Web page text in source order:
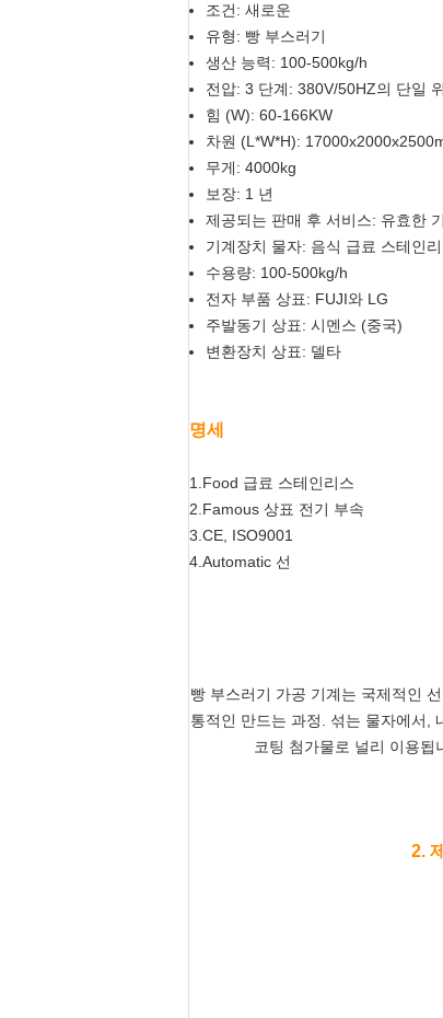
조건: 새로운
유형: 빵 부스러기
생산 능력: 100-500kg/h
전압: 3 단계: 380V/50HZ의 단일
힘 (W): 60-166KW
차원 (L*W*H):
무게: 4000kg
보장: 1 년
제공되는 판매 후 서비스: 유효한
기계장치 물자: 음식 급료 스테인
수용량: 100-500kg/h
전자 부품 상표: FUJI와 LG
주발동기 상표: 시멘스 (중국)
변환장치 상표: 델타
명세
1.Food 급료 스테인리스
2.Famous 상표 전기 부속
3.CE, ISO9001
4.Automatic 선
빵 부스러기 가공 기계는 국제적인
통적인 만드는 과정. 섞는 물자에서,
코팅 첨가물로 널리 이용
2.